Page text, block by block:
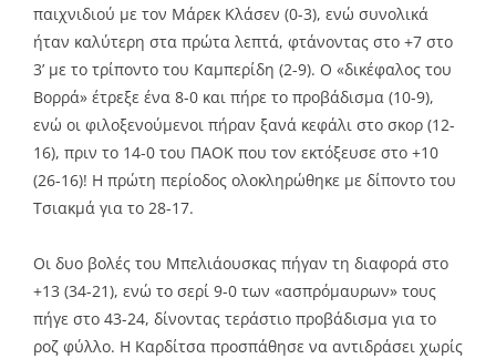
παιχνιδιού με τον Μάρεκ Κλάσεν (0-3), ενώ συνολικά
ήταν καλύτερη στα πρώτα λεπτά, φτάνοντας στο +7 στο
3’ με το τρίποντο του Καμπερίδη (2-9). Ο «δικέφαλος του
Βορρά» έτρεξε ένα 8-0 και πήρε το προβάδισμα (10-9),
ενώ οι φιλοξενούμενοι πήραν ξανά κεφάλι στο σκορ (12-
16), πριν το 14-0 του ΠΑΟΚ που τον εκτόξευσε στο +10
(26-16)! Η πρώτη περίοδος ολοκληρώθηκε με δίποντο του
Τσιακμά για το 28-17.
Οι δυο βολές του Μπελιάουσκας πήγαν τη διαφορά στο
+13 (34-21), ενώ το σερί 9-0 των «ασπρόμαυρων» τους
πήγε στο 43-24, δίνοντας τεράστιο προβάδισμα για το
ροζ φύλλο. Η Καρδίτσα προσπάθησε να αντιδράσει χωρίς